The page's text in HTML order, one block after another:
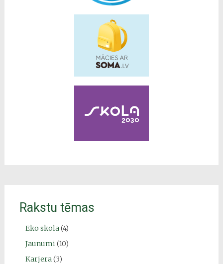
Rakstu tēmas
Eko skola(4)
Jaunumi(10)
Karjera(3)